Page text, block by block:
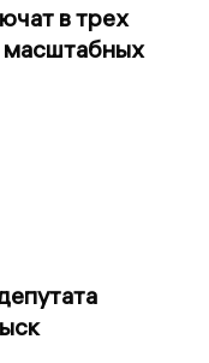
в трех
масштабных